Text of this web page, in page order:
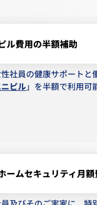
ル費用の半額補助
社員の健康サポートと
ピル」を半額で利用可
ームセキュリティ月